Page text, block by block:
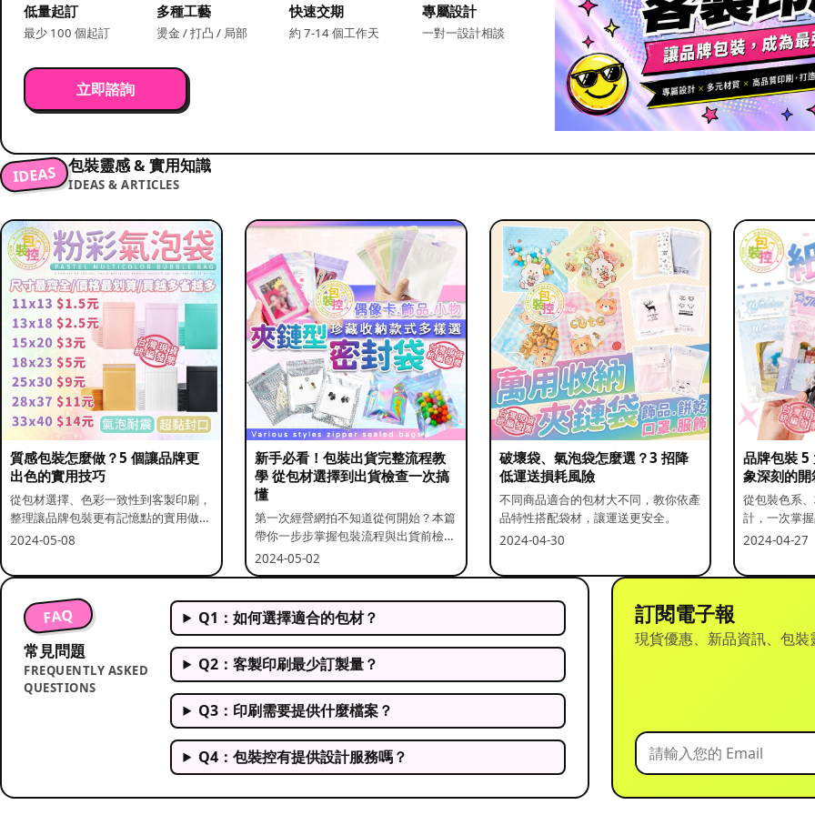
低量起訂
最少 100 個起訂
多種工藝
燙金 / 打凸 / 局部
快速交期
約 7-14 個工作天
專屬設計
一對一設計相談
立即諮詢
IDEAS 包裝靈感 & 實用知識
IDEAS & ARTICLES
質感包裝怎麼做？5 個讓品牌更
出色的實用技巧
從包材選擇、色彩一致性到客製印刷，
整理讓品牌包裝更有記憶點的實用做
法。
2024-05-08
新手必看！包裝出貨完整流程教
學 從包材選擇到出貨檢查一次搞
懂
第一次經營網拍不知道從何開始？本篇
帶你一步步掌握包裝流程與出貨前檢查
重點。
2024-05-02
破壞袋、氣泡袋怎麼選？3 招降
低運送損耗風險
不同商品適合的包材大不同，教你依產
品特性搭配袋材，讓運送更安全。
2024-04-30
品牌包裝 5
象深刻的
從包裝色系
計，一次掌
2024-04-27
FAQ
常見問題
FREQUENTLY ASKED
QUESTIONS
Q1：如何選擇適合的包材？
Q2：客製印刷最少訂製量？
Q3：印刷需要提供什麼檔案？
Q4：包裝控有提供設計服務嗎？
訂閱電子報
現貨優惠、新品資訊、包裝